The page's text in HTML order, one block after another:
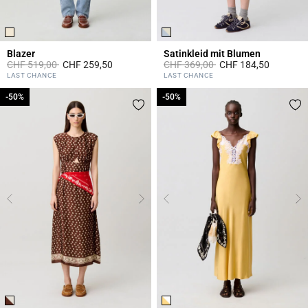
Blazer
Price reduced from
CHF 519,00toCHF 259,50
5 out of 5 Customer Rating
LAST CHANCE
Satinkleid mit Blumen
Price reduced from
CHF 369,00toCHF 184,50
3.4 out of 5 Customer Rating
LAST CHANCE
-50%
-50% -50%
-50%